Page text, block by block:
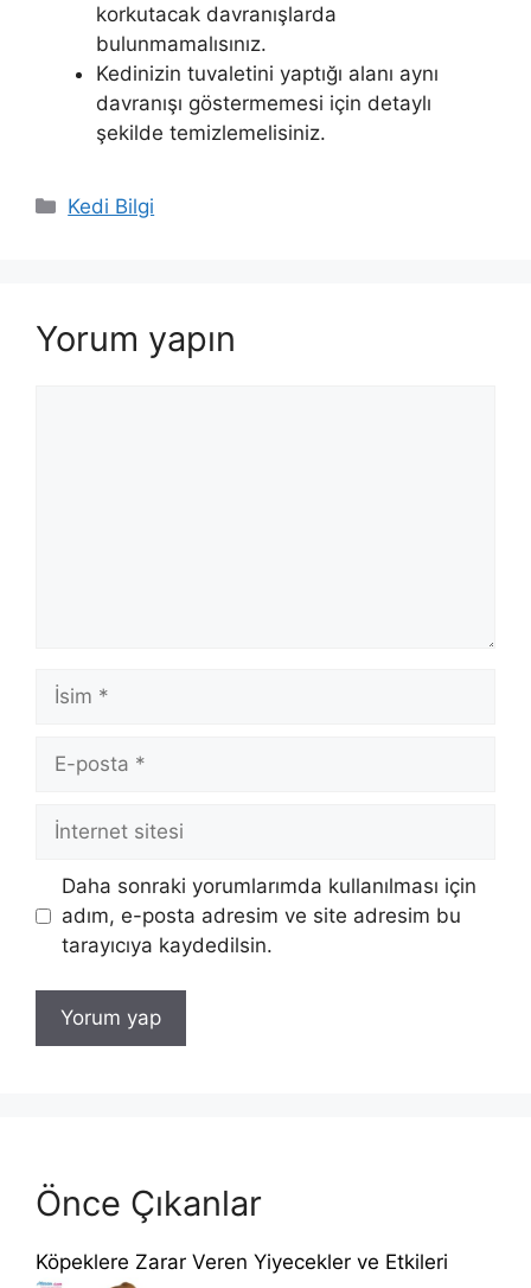
korkutacak davranışlarda
bulunmamalısınız.
Kedinizin tuvaletini yaptığı alanı aynı
davranışı göstermemesi için detaylı
şekilde temizlemelisiniz.
Kategoriler
Kedi Bilgi
Yorum yapın
İsim
posta
İnternet
sitesi
Daha sonraki yorumlarımda kullanılması için
adım, e-posta adresim ve site adresim bu
tarayıcıya kaydedilsin.
Önce Çıkanlar
Köpeklere Zarar Veren Yiyecekler ve Etkileri